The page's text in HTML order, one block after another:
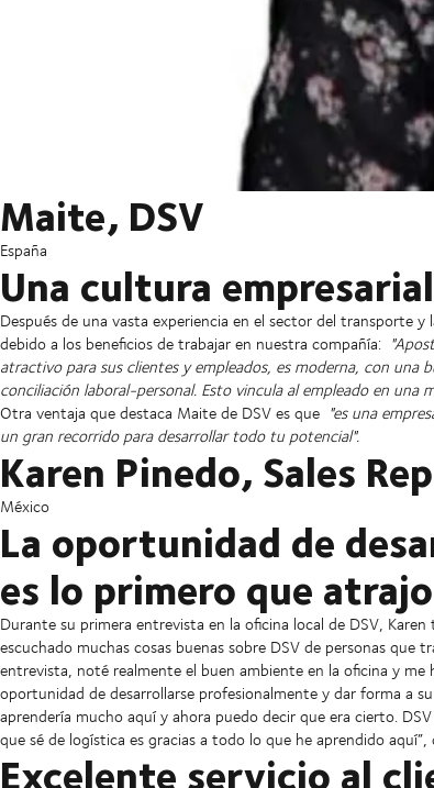
Maite, DSV
España
Una cultura
Después de una vasta experiencia en el sector del transporte
debido a los beneficios de trabajar en nuestra compañía:
atractivo para sus clientes y empleados, es moderna, con
conciliación laboral-personal. Esto vincula al empleado en una
Otra ventaja que destaca Maite de DSV es que "es una
un gran recorrido para desarrollar todo tu potencial".
Karen Pinedo, Sales
México
La oportunidad de
es lo primero que
Durante su primera entrevista en la oficina local de DSV,
escuchado muchas cosas buenas sobre DSV de personas
entrevista, noté realmente el buen ambiente en la oficina y me
oportunidad de desarrollarse profesionalmente y dar forma a
aprendería mucho aquí y ahora puedo decir que era cierto.
que sé de logística es gracias a todo lo que he aprendido aquí”,
Excelente servicio al